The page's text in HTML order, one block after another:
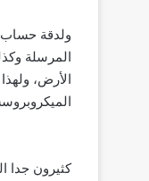
ولدقة حساب
المرسلة